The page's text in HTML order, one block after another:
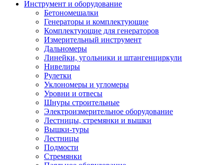
Инструмент и оборудование
Бетономешалки
Генераторы и комплектующие
Комплектующие для генераторов
Измерительный инструмент
Дальномеры
Линейки, угольники и штангенциркули
Нивелиры
Рулетки
Уклономеры и угломеры
Уровни и отвесы
Шнуры строительные
Электроизмерительное оборудование
Лестницы, стремянки и вышки
Вышки-туры
Лестницы
Подмости
Стремянки